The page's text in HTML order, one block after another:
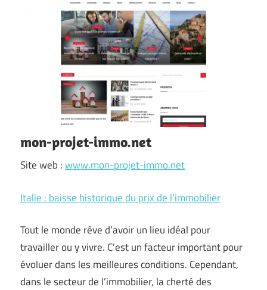
mon-projet-immo.net
Site web :www.mon-projet-immo.net
Italie : baisse historique du prix de l’immobilier
Tout le monde rêve d’avoir un lieu idéal pour
travailler ou y vivre. C’est un facteur important pour
évoluer dans les meilleures conditions. Cependant,
dans le secteur de l’immobilier, la cherté des